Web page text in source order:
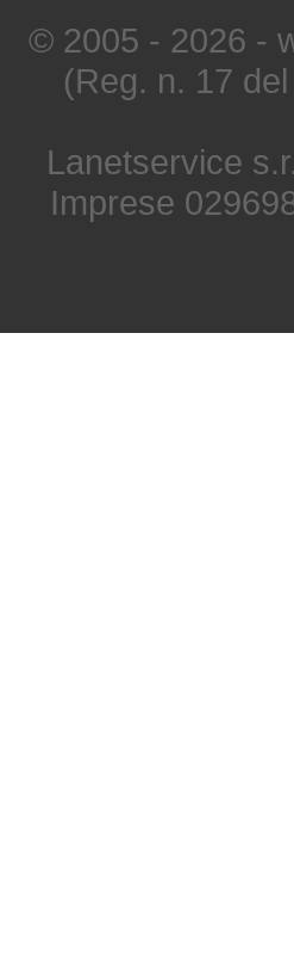
© 2005 - 2026 -
(Reg. n. 17
Lanetservice
Imprese